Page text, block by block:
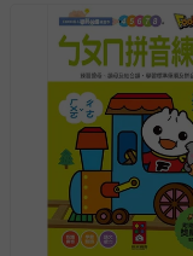
並點選『我要退
至媽咪愛LINE@
與服務，謝謝。
針對滿件折/滿
留商品未達活動
回。
部分商品依據消